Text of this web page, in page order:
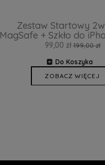
Zestaw Startowy
MagSafe + Szkło do
99,00 zł 199,00 zł
Do Koszyka
ZOBACZ WIĘCEJ